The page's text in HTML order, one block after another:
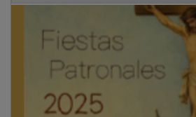
la Paz. Esta nueva edición se
con uno de los mayores talentos
Yamandu Costa, toda una
deleitará a los espectadores con
barricas en la Bodega El Vínculo.
disfrutarán de un vino de cortesía
finalizado el concierto. Al día